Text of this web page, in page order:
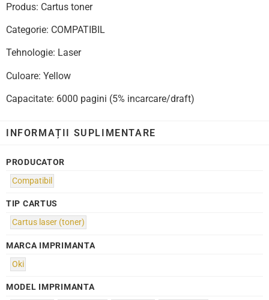
Produs: Cartus toner
Categorie: COMPATIBIL
Tehnologie: Laser
Culoare: Yellow
Capacitate: 6000 pagini (5% incarcare/draft)
INFORMAȚII SUPLIMENTARE
PRODUCATOR
Compatibil
TIP CARTUS
Cartus laser (toner)
MARCA IMPRIMANTA
Oki
MODEL IMPRIMANTA